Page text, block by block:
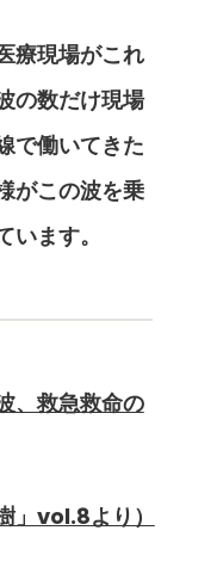
療現場がこれ
の数だけ現場
で働いてきた
がこの波を乗
ます。
、救急救命の
」vol.8より）